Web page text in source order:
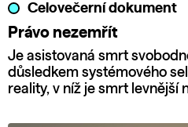
Celovečerní dokument
Právo nezemřít
Je asistovaná smrt
důsledkem systémového
reality, v níž je smrt levnější